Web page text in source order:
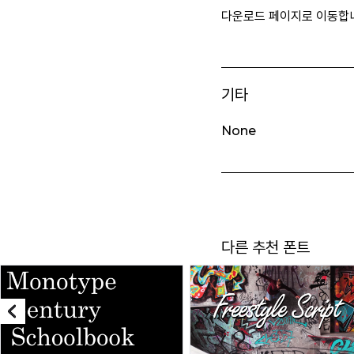
다운로드 페이지로 이동합
기타
None
다른 추천 폰트